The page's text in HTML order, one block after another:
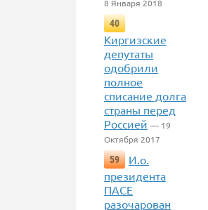
8 Января 2018
40
Киргизские
депутаты
одобрили
полное
списание долга
страны перед
Россией — 19
Октября 2017
59
И.о.
президента
ПАСЕ
разочарован